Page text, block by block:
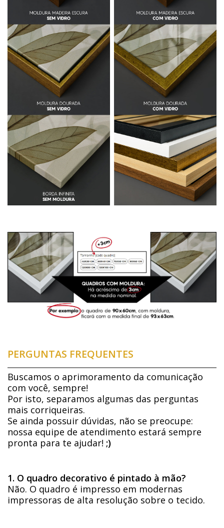
PERGUNTAS FREQUENTES
Buscamos o aprimoramento da comunicação
com você, sempre!
Por isto, separamos algumas das perguntas
mais corriqueiras.
Se ainda possuir dúvidas, não se preocupe:
nossa equipe de atendimento estará sempre
pronta para te ajudar! ;)
1. O quadro decorativo é pintado à mão?
Não. O quadro é impresso em modernas
impressoras de alta resolução sobre o tecido.